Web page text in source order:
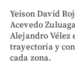
Yeison David
Acevedo
Alejandro Vélez
trayectoria y
cada zona.